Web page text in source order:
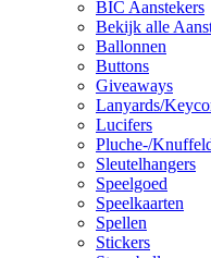
BIC Aanstekers
Bekijk alle
Ballonnen
Buttons
Giveaways
Lanyards/
Lucifers
Pluche-/
Sleutelhangers
Speelgoed
Speelkaarten
Spellen
Stickers